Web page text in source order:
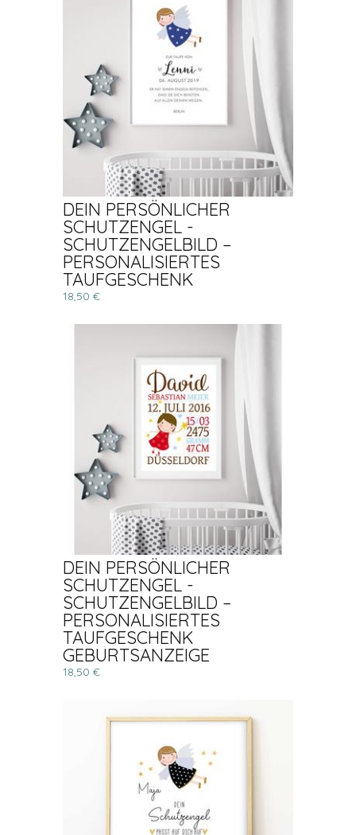
DEIN PERSÖNLICHER
SCHUTZENGEL -
SCHUTZENGELBILD –
PERSONALISIERTES
TAUFGESCHENK
18,50 €
DEIN PERSÖNLICHER
SCHUTZENGEL -
SCHUTZENGELBILD –
PERSONALISIERTES
TAUFGESCHENK
GEBURTSANZEIGE
18,50 €